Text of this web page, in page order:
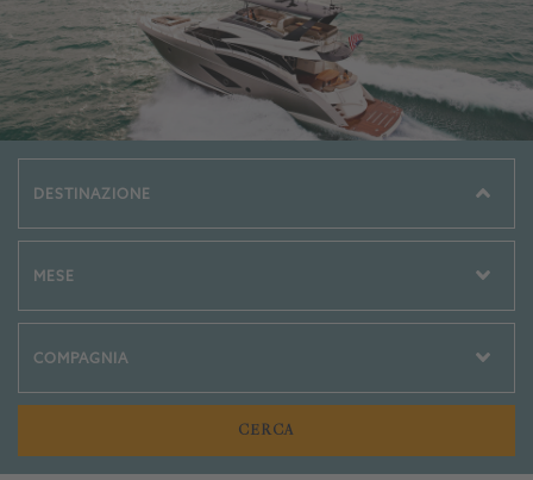
Chi siamo – CrociereOnLine
Destinazioni Crociere
Prenota crociere
News